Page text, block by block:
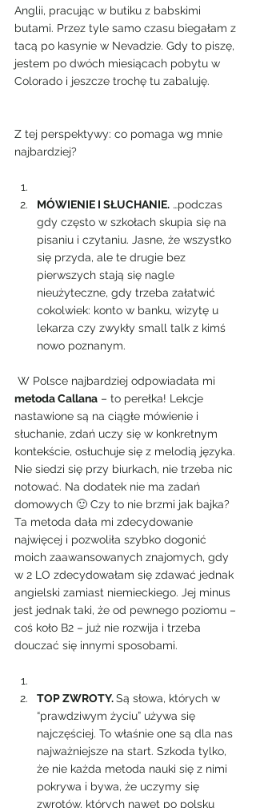
Anglii, pracując w butiku z babskimi
butami. Przez tyle samo czasu biegałam z
tacą po kasynie w Nevadzie. Gdy to piszę,
jestem po dwóch miesiącach pobytu w
Colorado i jeszcze trochę tu zabaluję.
Z tej perspektywy: co pomaga wg mnie
najbardziej?
MÓWIENIE I SŁUCHANIE. …podczas
gdy często w szkołach skupia się na
pisaniu i czytaniu. Jasne, że wszystko
się przyda, ale te drugie bez
pierwszych stają się nagle
nieużyteczne, gdy trzeba załatwić
cokolwiek: konto w banku, wizytę u
lekarza czy zwykły small talk z kimś
nowo poznanym.
W Polsce najbardziej odpowiadała mi
metoda Callana – to perełka! Lekcje
nastawione są na ciągłe mówienie i
słuchanie, zdań uczy się w konkretnym
kontekście, osłuchuje się z melodią języka.
Nie siedzi się przy biurkach, nie trzeba nic
notować. Na dodatek nie ma zadań
domowych 🙂 Czy to nie brzmi jak bajka?
Ta metoda dała mi zdecydowanie
najwięcej i pozwoliła szybko dogonić
moich zaawansowanych znajomych, gdy
w 2 LO zdecydowałam się zdawać jednak
angielski zamiast niemieckiego. Jej minus
jest jednak taki, że od pewnego poziomu –
coś koło B2 – już nie rozwija i trzeba
douczać się innymi sposobami.
TOP ZWROTY. Są słowa, których w
“prawdziwym życiu” używa się
najczęściej. To właśnie one są dla nas
najważniejsze na start. Szkoda tylko,
że nie każda metoda nauki się z nimi
pokrywa i bywa, że uczymy się
zwrotów, których nawet po polsku